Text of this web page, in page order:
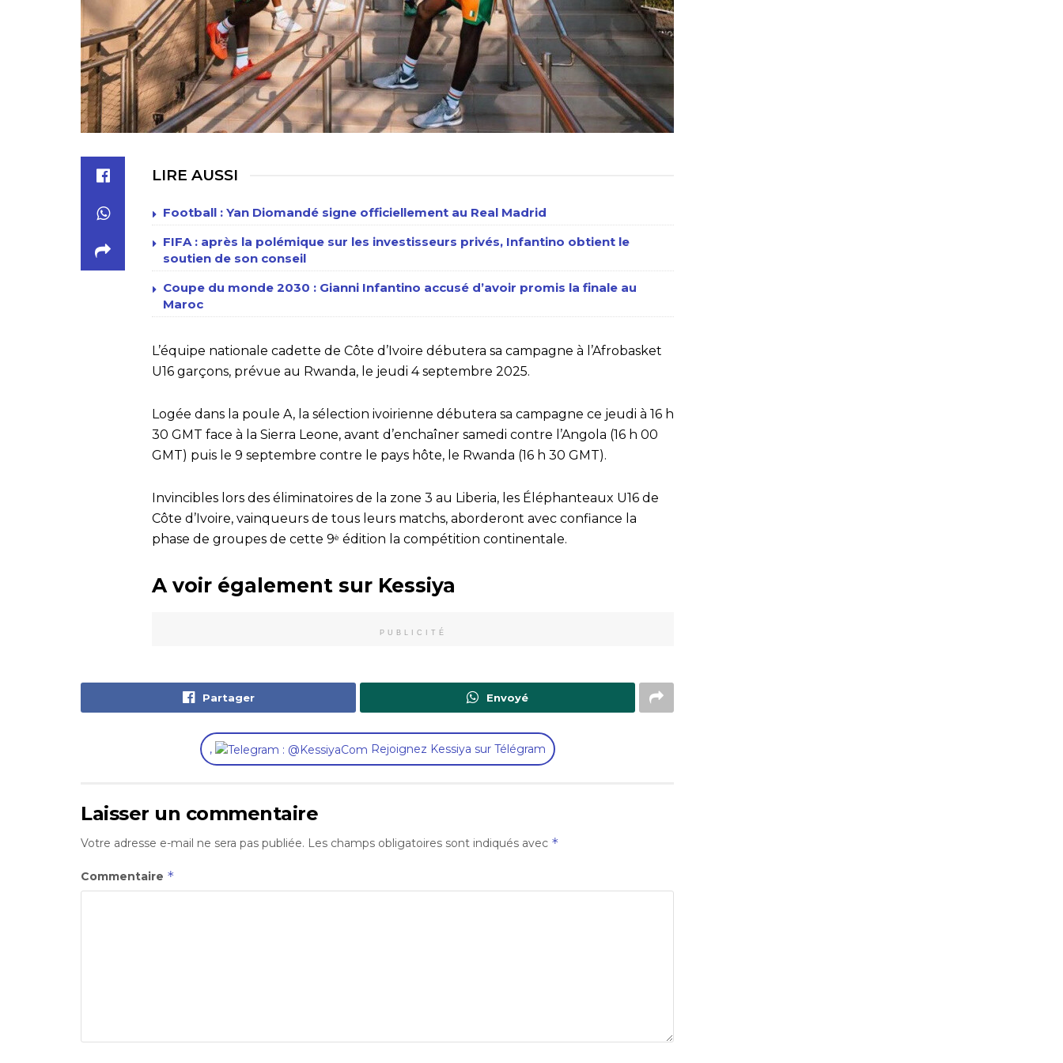
LIRE AUSSI
Football : Yan Diomandé signe officiellement au Real Madrid
FIFA : après la polémique sur les investisseurs privés, Infantino obtient le
soutien de son conseil
Coupe du monde 2030 : Gianni Infantino accusé d’avoir promis la finale au
Maroc
L’équipe nationale cadette de Côte d’Ivoire débutera sa campagne à l’Afrobasket
U16 garçons, prévue au Rwanda, le jeudi 4 septembre 2025.
Logée dans la poule A, la sélection ivoirienne débutera sa campagne ce jeudi à 16 h
30 GMT face à la Sierra Leone, avant d’enchaîner samedi contre l’Angola (16 h 00
GMT) puis le 9 septembre contre le pays hôte, le Rwanda (16 h 30 GMT).
Invincibles lors des éliminatoires de la zone 3 au Liberia, les Éléphanteaux U16 de
Côte d’Ivoire, vainqueurs de tous leurs matchs, aborderont avec confiance la
phase de groupes de cette 9è édition la compétition continentale.
A voir également sur Kessiya
PUBLICITÉ
Partager Envoyé
, Rejoignez Kessiya sur Télégram
Laisser un commentaire
Votre adresse e-mail ne sera pas publiée. Les champs obligatoires sont indiqués avec *
Commentaire *